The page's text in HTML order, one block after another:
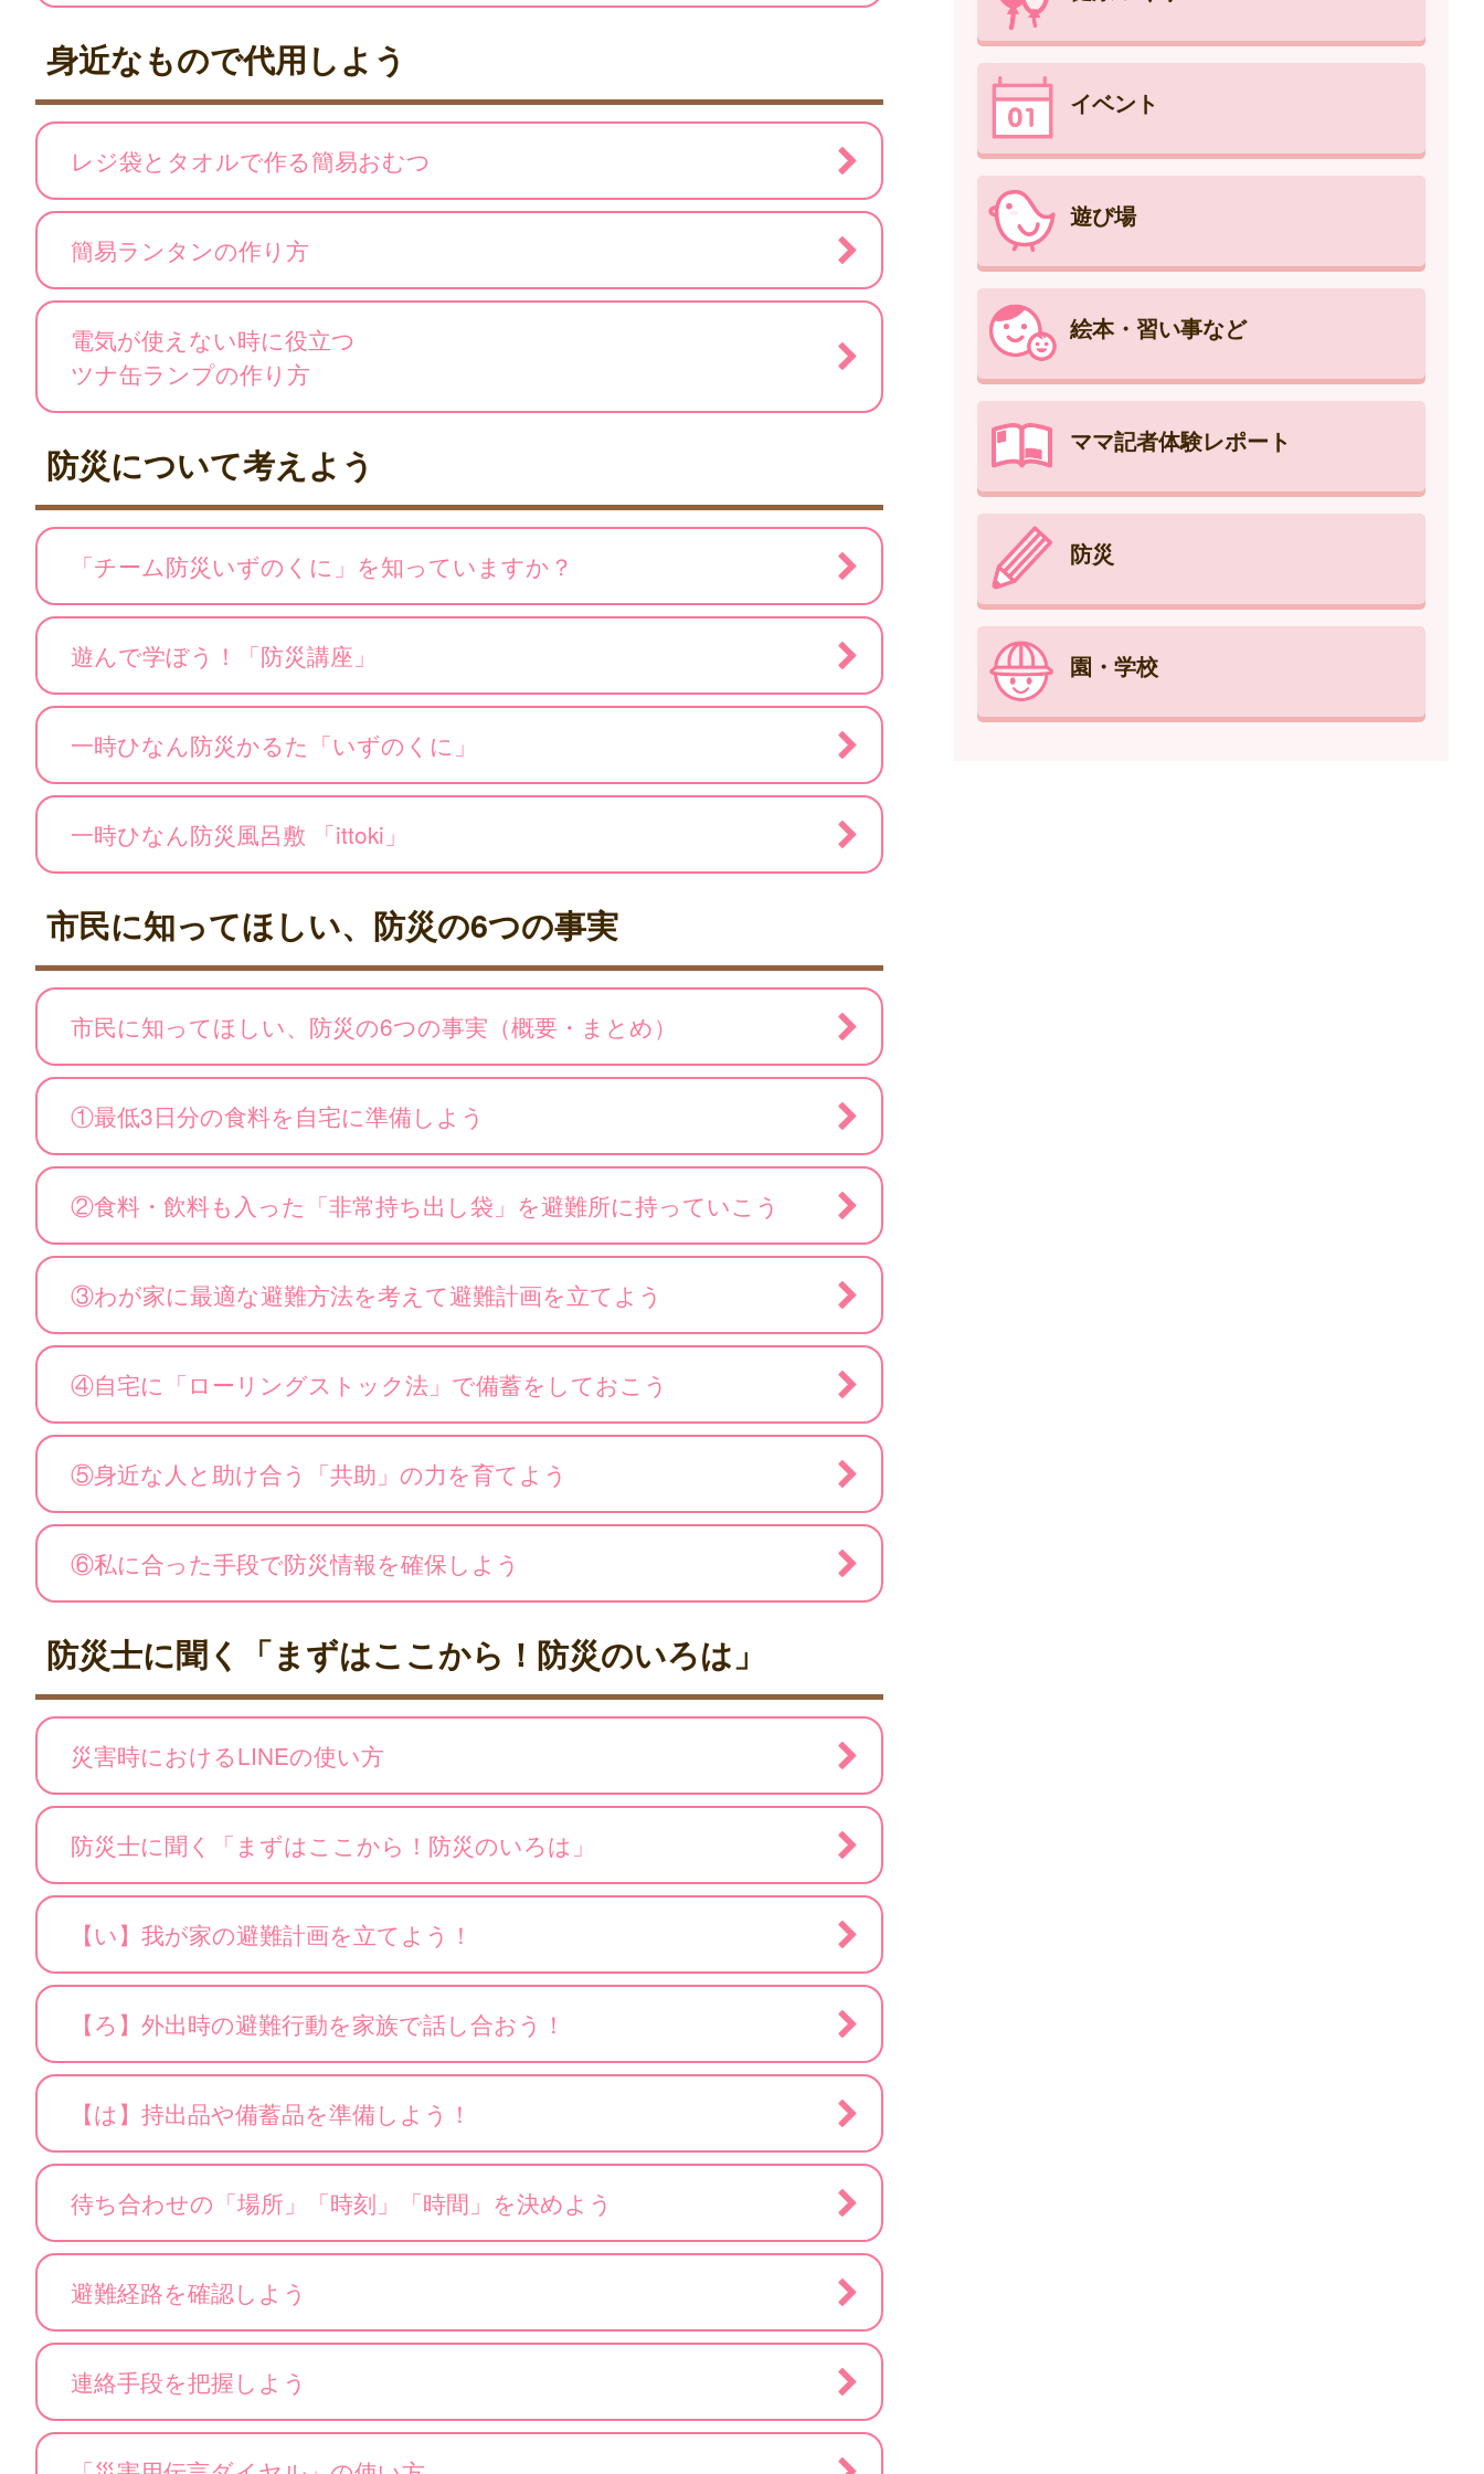
身近なもので代用しよう
レジ袋とタオルで作る簡易おむつ
簡易ランタンの作り方
電気が使えない時に役立つ
ツナ缶ランプの作り方
防災について考えよう
「チーム防災いずのくに」を知っていますか？
遊んで学ぼう！「防災講座」
一時ひなん防災かるた「いずのくに」
一時ひなん防災風呂敷 「ittoki」
市民に知ってほしい、防災の6つの事実
市民に知ってほしい、防災の6つの事実（概要・まとめ）
①最低3日分の食料を自宅に準備しよう
②食料・飲料も入った「非常持ち出し袋」を避難所に持っていこう
③わが家に最適な避難方法を考えて避難計画を立てよう
④自宅に「ローリングストック法」で備蓄をしておこう
⑤身近な人と助け合う「共助」の力を育てよう
⑥私に合った手段で防災情報を確保しよう
防災士に聞く「まずはここから！防災のいろは」
災害時におけるLINEの使い方
防災士に聞く「まずはここから！防災のいろは」
【い】我が家の避難計画を立てよう！
【ろ】外出時の避難行動を家族で話し合おう！
【は】持出品や備蓄品を準備しよう！
待ち合わせの「場所」「時刻」「時間」を決めよう
避難経路を確認しよう
連絡手段を把握しよう
イベント
遊び場
絵本・習い事など
ママ記者体験レポート
防災
園・学校